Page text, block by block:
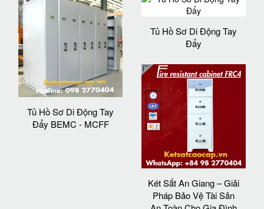
Tủ Hồ Sơ Di Động Tay
Đẩy BEMC - MCFF
Tủ Hồ Sơ Di Động Tay
Đẩy
Két Sắt An Giang – Giải
Pháp Bảo Vệ Tài Sản